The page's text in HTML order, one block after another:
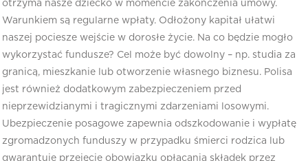
otrzyma nasze dziecko w momencie zakończenia umowy.
Warunkiem są regularne wpłaty. Odłożony kapitał ułatwi
naszej pociesze wejście w dorosłe życie. Na co będzie mogło
wykorzystać fundusze? Cel może być dowolny – np. studia za
granicą, mieszkanie lub otworzenie własnego biznesu. Polisa
jest również dodatkowym zabezpieczeniem przed
nieprzewidzianymi i tragicznymi zdarzeniami losowymi.
Ubezpieczenie posagowe zapewnia odszkodowanie i wypłatę
zgromadzonych funduszy w przypadku śmierci rodzica lub
gwarantuje przejęcie obowiązku opłacania składek przez